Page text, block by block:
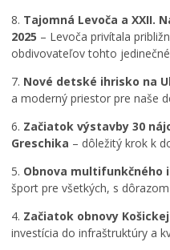
8. Tajomná Levoča a XXII.
2025 – Levoča privítala
obdivovateľov tohto
7. Nové detské ihrisko na
a moderný priestor pre naše
6. Začiatok výstavby 30
Greschika – dôležitý krok k
5. Obnova multifunkčného
šport pre všetkých, s
4. Začiatok obnovy
investícia do infraštruktúry a
v
L
e
o
č
:
š
t
v
r
t
ý